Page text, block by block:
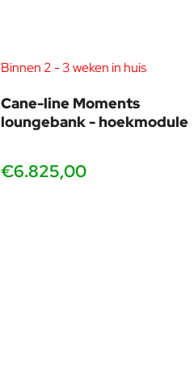
Binnen 2 - 3 weken in huis
Cane-line Moments
loungebank - hoekmodule
€6.825,00